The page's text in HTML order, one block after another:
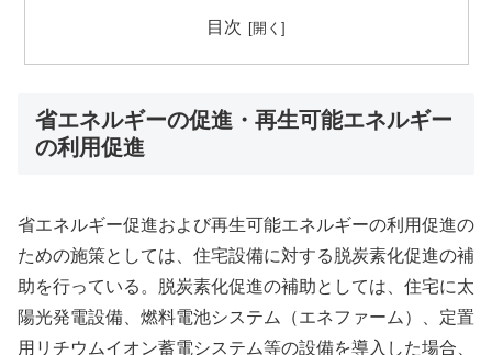
目次
省エネルギーの促進・再生可能エネルギー
の利用促進
省エネルギー促進および再生可能エネルギーの利用促進の
ための施策としては、住宅設備に対する脱炭素化促進の補
助を行っている。脱炭素化促進の補助としては、住宅に太
陽光発電設備、燃料電池システム（エネファーム）、定置
用リチウムイオン蓄電システム等の設備を導入した場合、